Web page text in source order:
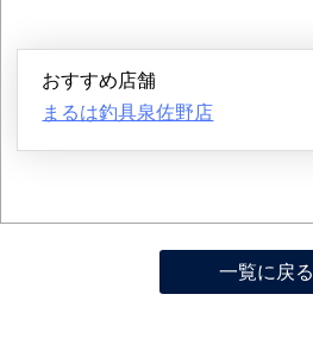
おすすめ店舗
まるは釣具泉佐野店
一覧に戻る